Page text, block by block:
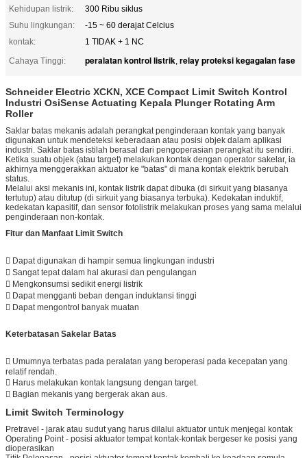
Kehidupan listrik:
300 Ribu siklus
Suhu lingkungan:
-15 ~ 60 derajat Celcius
kontak:
1 TIDAK + 1 NC
Cahaya Tinggi:
peralatan kontrol listrik, relay proteksi kegagalan fase
Schneider Electric XCKN, XCE Compact Limit Switch Kontrol
Industri OsiSense Actuating Kepala Plunger Rotating Arm
Roller
Saklar batas mekanis adalah perangkat penginderaan kontak yang banyak
digunakan untuk mendeteksi keberadaan atau posisi objek dalam aplikasi
industri. Saklar batas istilah berasal dari pengoperasian perangkat itu sendiri.
Ketika suatu objek (atau target) melakukan kontak dengan operator sakelar, ia
akhirnya menggerakkan aktuator ke "batas" di mana kontak elektrik berubah
status.
Melalui aksi mekanis ini, kontak listrik dapat dibuka (di sirkuit yang biasanya
tertutup) atau ditutup (di sirkuit yang biasanya terbuka). Kedekatan induktif,
kedekatan kapasitif, dan sensor fotolistrik melakukan proses yang sama melalui
penginderaan non-kontak.
Fitur dan Manfaat Limit Switch
 Dapat digunakan di hampir semua lingkungan industri
 Sangat tepat dalam hal akurasi dan pengulangan
 Mengkonsumsi sedikit energi listrik
 Dapat mengganti beban dengan induktansi tinggi
 Dapat mengontrol banyak muatan
Keterbatasan Sakelar Batas
 Umumnya terbatas pada peralatan yang beroperasi pada kecepatan yang
relatif rendah.
 Harus melakukan kontak langsung dengan target.
 Bagian mekanis yang bergerak akan aus.
Limit Switch Terminology
Pretravel - jarak atau sudut yang harus dilalui aktuator untuk menjegal kontak
Operating Point - posisi aktuator tempat kontak-kontak bergeser ke posisi yang
dioperasikan